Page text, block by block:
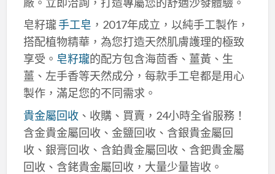
皂籽瓏手工皂 ，2017年成立，以純手工製作，
搭配植物精華，為您打造天然肌膚護理的極致
享受。 皂籽瓏的配方包含海茴香、薑黃、生
薑、左手香等天然成分，每款手工皂都是用心
製作，滿足您的不同需求。
貴金屬回收、收購、買賣，24小時全省服務！
含金貴金屬回收、金鹽回收、含銀貴金屬回
收、銀膏回收、含鉑貴金屬回收、含鈀貴金屬
回收、含銠貴金屬回收，大量少量皆收。